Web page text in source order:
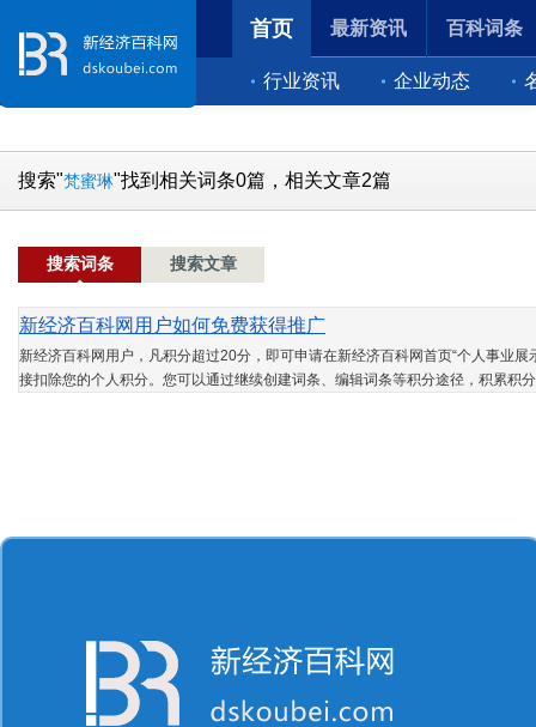
首页
行业资讯 企业动态
最新资讯 百科词条
搜索"梵蜜琳"找到相关词条0篇，相关文章2篇
搜索词条 搜索文章
新经济百科网用户如何免费获得推广
新经济百科网用户，凡积分超过20分，即可申请在新经济百科网首页“个人事业
接扣除您的个人积分。您可以通过继续创建词条、编辑词条等积分途径，积累积